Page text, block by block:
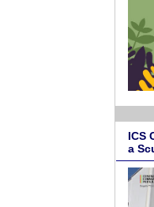
ICS
a